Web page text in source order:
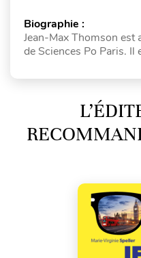
Biographie :
Jean-Max Thomson est
de Sciences Po Paris. Il